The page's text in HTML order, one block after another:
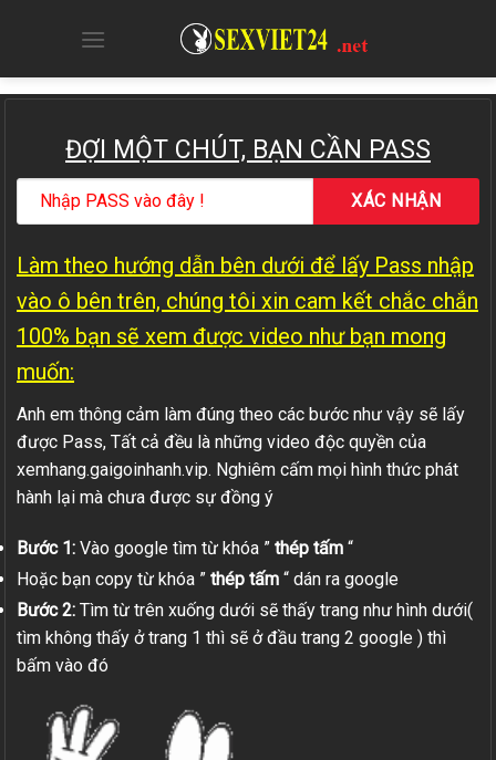
ĐỢI MỘT CHÚT, BẠN CẦN PASS
Làm theo hướng dẫn bên dưới để lấy Pass nhập
vào ô bên trên, chúng tôi xin cam kết chắc chắn
100% bạn sẽ xem được video như bạn mong
muốn:
Anh em thông cảm làm đúng theo các bước như vậy sẽ lấy
được Pass, Tất cả đều là những video độc quyền của
xemhang.gaigoinhanh.vip. Nghiêm cấm mọi hình thức phát
hành lại mà chưa được sự đồng ý
Bước 1: Vào google tìm từ khóa ” thép tấm “
Hoặc bạn copy từ khóa ” thép tấm “ dán ra google
Bước 2: Tìm từ trên xuống dưới sẽ thấy trang như hình dưới(
tìm không thấy ở trang 1 thì sẽ ở đầu trang 2 google ) thì
bấm vào đó